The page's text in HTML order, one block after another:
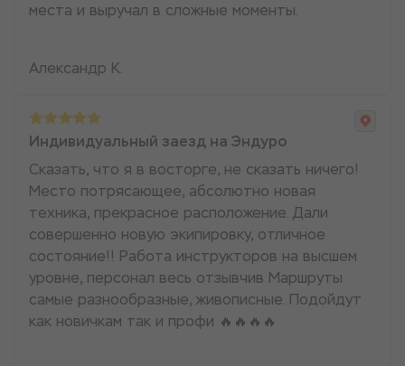
места и выручал в сложные моменты.
Александр К.
Индивидуальный заезд на Эндуро
Сказать, что я в восторге, не сказать ничего!
Место потрясающее, абсолютно новая
техника, прекрасное расположение. Дали
совершенно новую экипировку, отличное
состояние!! Работа инструкторов на высшем
уровне, персонал весь отзывчив Маршруты
самые разнообразные, живописные. Подойдут
как новичкам так и профи 🔥🔥🔥🔥